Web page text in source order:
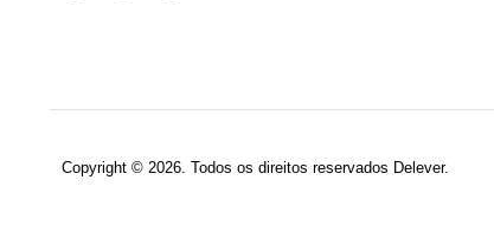
Copyright © 2026. Todos os direitos reservados Delever.